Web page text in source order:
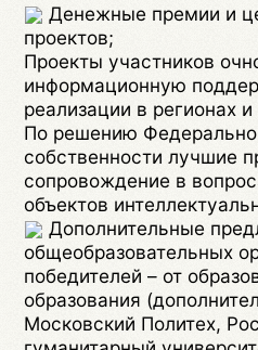
Денежные премии и
проектов;
Проекты участников
информационную
реализации в регионах
По решению
собственности лучшие
сопровождение в
объектов
Дополнительные
общеобразовательных
победителей – от
образования
Московский Политех,